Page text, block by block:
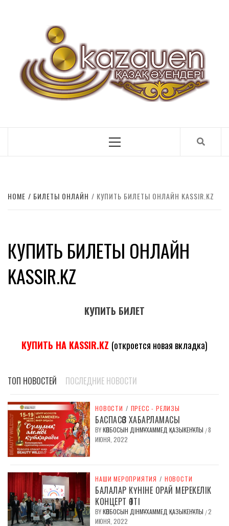
Menu
HOME БИЛЕТЫ ОНЛАЙН КУПИТЬ БИЛЕТЫ ОНЛАЙН KASSIR.KZ
КУПИТЬ БИЛЕТЫ ОНЛАЙН
KASSIR.KZ
КУПИТЬ БИЛЕТ
КУПИТЬ НА KASSIR.KZ (откроется новая вкладка)
ТОП НОВОСТЕЙ ПОСЛЕДНИЕ НОВОСТИ
НОВОСТИ / ПРЕСС - РЕЛИЗЫ
БАСПАСӨЗ ХАБАРЛАМАСЫ
BYКӨПБОСЫН ДІНМҰХАММЕД ҚАЗЫКЕНҰЛЫ /8
ИЮНЯ, 2022
НАШИ МЕРОПРИЯТИЯ / НОВОСТИ
БАЛАЛАР КҮНІНЕ ОРАЙ МЕРЕКЕЛІК
КОНЦЕРТ ӨТТІ
BYКӨПБОСЫН ДІНМҰХАММЕД ҚАЗЫКЕНҰЛЫ /2
ИЮНЯ, 2022